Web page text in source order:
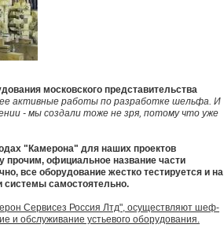
московского представительства
активные работы по разработке шельфа. И
- мы создали тоже не зря, потому что уже
"Камерона" для наших проектов
прочим, официальное название части
все оборудование жестко тестируется и на
системы самостоятельно.
Сервисез Россия Лтд", осуществляют шеф-
и обслуживание устьевого оборудования.